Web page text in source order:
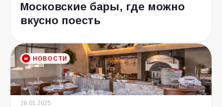
Московские бары, где можно
вкусно поесть
НОВОСТИ
26.01.2025